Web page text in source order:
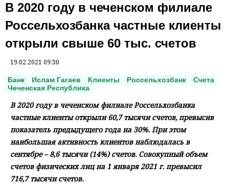
В 2020 году в чеченском филиале
Россельхозбанка частные клиенты
открыли свыше 60 тыс. счетов
19.02.2021 09:30
Банк Ислам Гагаев Клиенты Россельхозбанк
Счета
Чеченская Республика
В 2020 году в чеченском филиале Россельхозбанка
частные клиенты открыли 60,7 тысячи счетов, превысив
показатель предыдущего года на 30%. При этом
наибольшая активность клиентов наблюдалась в
сентябре – 8,6 тысячи (14%) счетов. Совокупный объем
счетов физических лиц на 1 января 2021 г. превысил
716,7 тысячи счетов.